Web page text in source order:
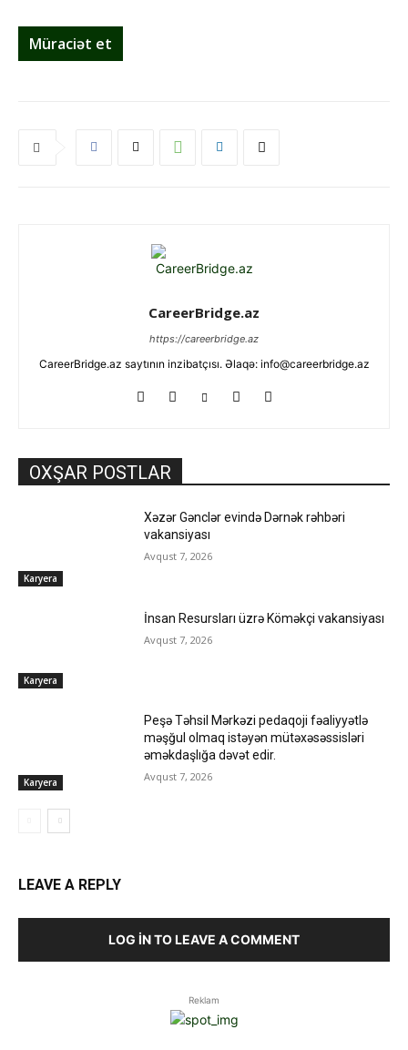
Müraciət et
CareerBridge.az
https://careerbridge.az
CareerBridge.az saytının inzibatçısı. Əlaqə: info@careerbridge.az
OXŞAR POSTLAR
Karyera
Xəzər Gənclər evində Dərnək rəhbəri
vakansiyası
Avqust 7, 2026
Karyera
İnsan Resursları üzrə Köməkçi vakansiyası
Avqust 7, 2026
Karyera
Peşə Təhsil Mərkəzi pedaqoji fəaliyyətlə
məşğul olmaq istəyən mütəxəsəssisləri
əməkdaşlığa dəvət edir.
Avqust 7, 2026
LEAVE A REPLY
LOG IN TO LEAVE A COMMENT
Reklam